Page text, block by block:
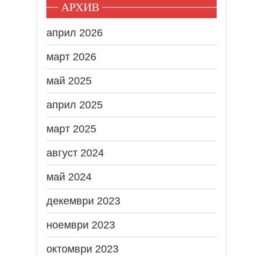
АРХИВ
април 2026
март 2026
май 2025
април 2025
март 2025
август 2024
май 2024
декември 2023
ноември 2023
октомври 2023